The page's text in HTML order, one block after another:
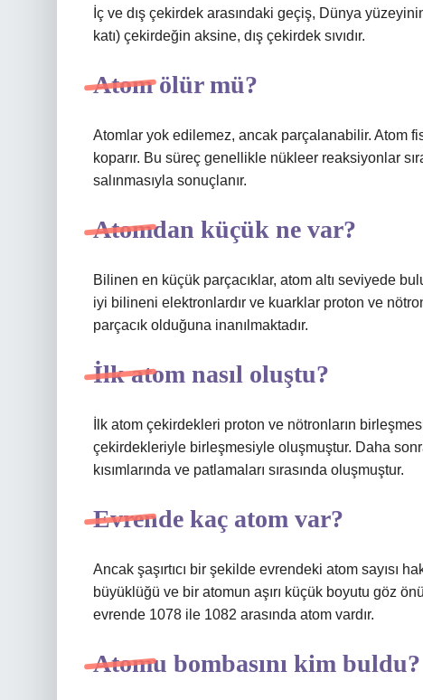
İç ve dış çekirdek arasındaki geçiş, Dünya
katı) çekirdeğin aksine, dış çekirdek sıvıdır.
Atom ölür mü?
Atomlar yok edilemez, ancak parçalanabilir. Atom
koparır. Bu süreç genellikle nükleer reaksiyonlar
salınmasıyla sonuçlanır.
Atomdan küçük ne var?
Bilinen en küçük parçacıklar, atom altı seviyede
iyi bilineni elektronlardır ve kuarklar proton ve
parçacık olduğuna inanılmaktadır.
İlk atom nasıl oluştu?
İlk atom çekirdekleri proton ve nötronların
çekirdekleriyle birleşmesiyle oluşmuştur. Daha
kısımlarında ve patlamaları sırasında oluşmuştur.
Evrende kaç atom var?
Ancak şaşırtıcı bir şekilde evrendeki atom sayısı
büyüklüğü ve bir atomun aşırı küçük boyutu göz
evrende 1078 ile 1082 arasında atom vardır.
Atomu bombasını kim buldu?